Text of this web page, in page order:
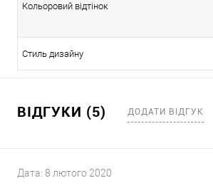
Кольоровий відтінок
Стиль дизайну
ВІДГУКИ (5) ДОДАТИ ВІДГУК
Дата: 8 лютого 2020